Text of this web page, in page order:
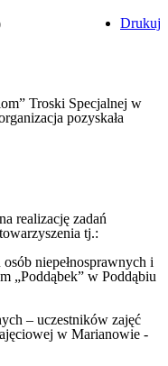
Drukuj
Troski Specjalnej w
pozyskała
realizację zadań
tj.:
niepełnosprawnych i
„Poddąbek” w Poddąbiu
– uczestników zajęć
w Marianowie -